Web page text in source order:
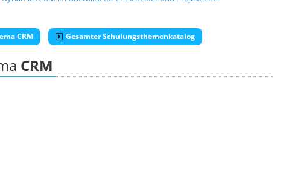
CRM Gesamter Schulungsthemenkatalog
CRM